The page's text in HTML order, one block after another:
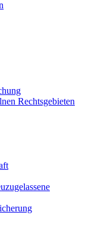
Rechtsgebieten